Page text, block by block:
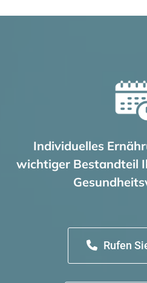
Individuelles
wichtiger Bestandteil
Rufen